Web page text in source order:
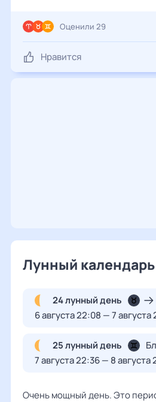
Нравится
Оценили 29
Лунный календарь
24 лунный день
6 августа 22:08 — 7 августа
25 лунный день
7 августа 22:36 — 8 августа
Очень мощный день. Это